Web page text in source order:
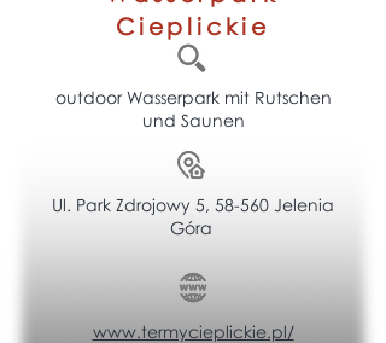
Cieplickie
outdoor Wasserpark mit Rutschen
und Saunen
Ul. Park Zdrojowy 5, 58-560 Jelenia
Góra
www.termycieplickie.pl/